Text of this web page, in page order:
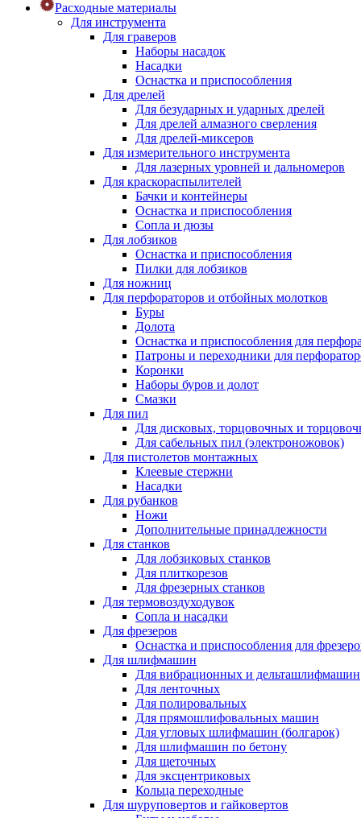
Расходные материалы
Для инструмента
Для граверов
Наборы насадок
Насадки
Оснастка и приспособления
Для дрелей
Для безударных и ударных дрелей
Для дрелей алмазного сверления
Для дрелей-миксеров
Для измерительного инструмента
Для лазерных уровней и дальномеров
Для краскораспылителей
Бачки и контейнеры
Оснастка и приспособления
Сопла и дюзы
Для лобзиков
Оснастка и приспособления
Пилки для лобзиков
Для ножниц
Для перфораторов и отбойных молотков
Буры
Долота
Оснастка и приспособления для
Патроны и переходники для
Коронки
Наборы буров и долот
Смазки
Для пил
Для дисковых, торцовочных и
Для сабельных пил (электроножовок)
Для пистолетов монтажных
Клеевые стержни
Насадки
Для рубанков
Ножи
Дополнительные принадлежности
Для станков
Для лобзиковых станков
Для плиткорезов
Для фрезерных станков
Для термовоздуходувок
Сопла и насадки
Для фрезеров
Оснастка и приспособления для
Для шлифмашин
Для вибрационных и дельташлифмашин
Для ленточных
Для полировальных
Для прямошлифовальных машин
Для угловых шлифмашин (болгарок)
Для шлифмашин по бетону
Для щеточных
Для эксцентриковых
Кольца переходные
Для шуруповертов и гайковертов